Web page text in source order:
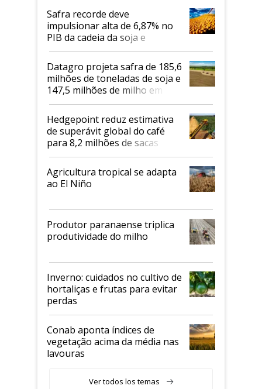
Safra recorde deve
impulsionar alta de 6,87% no
PIB da cadeia da soja e
biodiesel em 2026
Datagro projeta safra de 185,6
milhões de toneladas de soja e
147,5 milhões de milho em
2026/27
Hedgepoint reduz estimativa
de superávit global do café
para 8,2 milhões de sacas
Agricultura tropical se adapta
ao El Niño
Produtor paranaense triplica
produtividade do milho
Inverno: cuidados no cultivo de
hortaliças e frutas para evitar
perdas
Conab aponta índices de
vegetação acima da média nas
lavouras
Ver todos los temas